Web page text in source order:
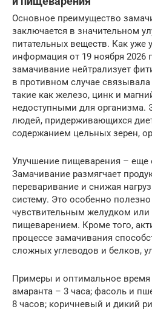
Основное преимущество
заключается в значительном
питательных веществ. Как уже
информация от 19 ноября 2026
замачивание нейтрализует
в противном случае
такие как железо, цинк и
недоступными для организма.
людей, придерживающихся
содержанием цельных зерен,
Улучшение пищеварения – еще
Замачивание размягчает
переваривание и снижая
систему. Это особенно
чувствительным желудком
пищеварением. Кроме того,
процессе замачивания
сложных углеводов и белков,
Примеры и оптимальное время
амаранта – 3 часа; фасоль и
8 часов; коричневый и дикий